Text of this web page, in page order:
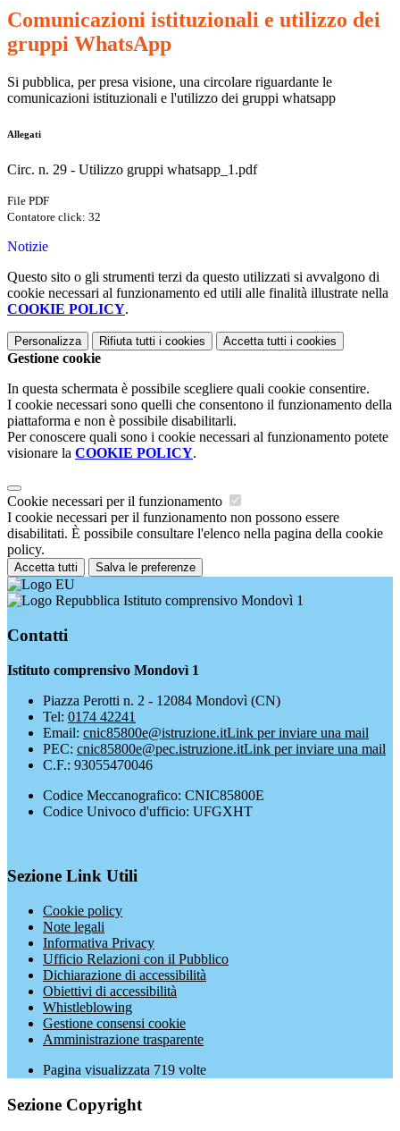
Comunicazioni istituzionali e utilizzo dei
gruppi WhatsApp
Si pubblica, per presa visione, una circolare riguardante le
comunicazioni istituzionali e l'utilizzo dei gruppi whatsapp
Allegati
Circ. n. 29 - Utilizzo gruppi whatsapp_1.pdf
File PDF
Contatore click: 32
Notizie
Questo sito o gli strumenti terzi da questo utilizzati si avvalgono di
cookie necessari al funzionamento ed utili alle finalità illustrate nella
COOKIE POLICY.
Personalizza Rifiuta tutti i cookies Accetta tutti i cookies
Gestione cookie
In questa schermata è possibile scegliere quali cookie consentire.
I cookie necessari sono quelli che consentono il funzionamento della
piattaforma e non è possibile disabilitarli.
Per conoscere quali sono i cookie necessari al funzionamento potete
visionare la COOKIE POLICY.
Cookie necessari per il funzionamento
I cookie necessari per il funzionamento non possono essere
disabilitati. È possibile consultare l'elenco nella pagina della cookie
policy.
Accetta tutti Salva le preferenze
Istituto comprensivo Mondovì 1
Contatti
Istituto comprensivo Mondovì 1
Piazza Perotti n. 2 - 12084 Mondovì (CN)
Tel: 0174 42241
Email: cnic85800e@istruzione.itLink per inviare una mail
PEC: cnic85800e@pec.istruzione.itLink per inviare una mail
C.F.: 93055470046
Codice Meccanografico: CNIC85800E
Codice Univoco d'ufficio: UFGXHT
Sezione Link Utili
Cookie policy
Note legali
Informativa Privacy
Ufficio Relazioni con il Pubblico
Dichiarazione di accessibilità
Obiettivi di accessibilità
Whistleblowing
Gestione consensi cookie
Amministrazione trasparente
Pagina visualizzata 719 volte
Sezione Copyright